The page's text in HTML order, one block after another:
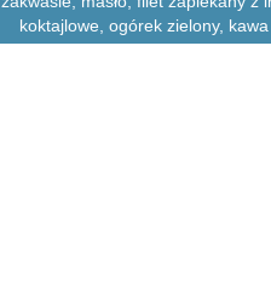
koktajlowe, ogórek zielony,